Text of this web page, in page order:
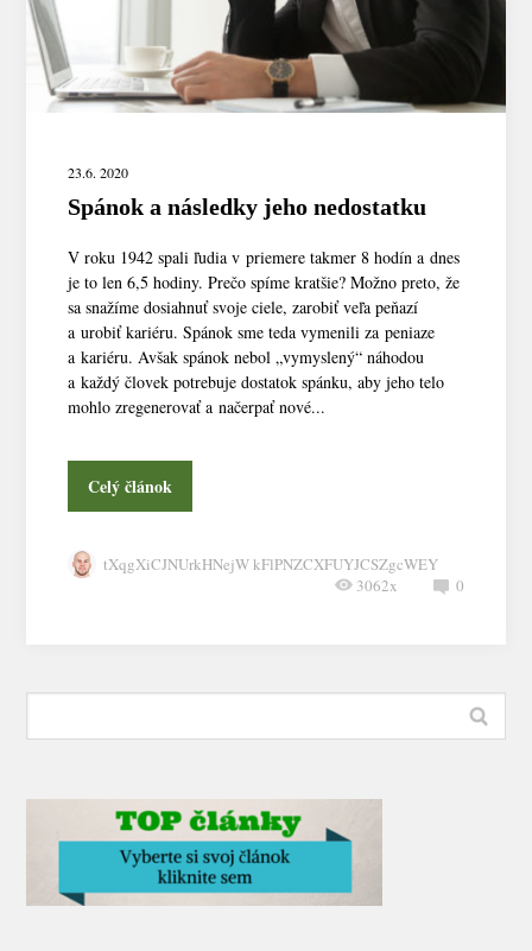
23.6. 2020
Spánok a následky jeho nedostatku
V roku 1942 spali ľudia v priemere takmer 8 hodín a dnes
je to len 6,5 hodiny. Prečo spíme kratšie? Možno preto, že
sa snažíme dosiahnuť svoje ciele, zarobiť veľa peňazí
a urobiť kariéru. Spánok sme teda vymenili za peniaze
a kariéru. Avšak spánok nebol „vymyslený“ náhodou
a každý človek potrebuje dostatok spánku, aby jeho telo
mohlo zregenerovať a načerpať nové...
Celý článok
tXqgXiCJNUrkHNejW kFlPNZCXFUYJCSZgcWEY
0
3062x